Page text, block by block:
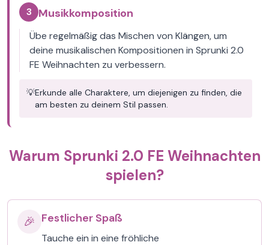
3 Musikkomposition
Übe regelmäßig das Mischen von Klängen, um
deine musikalischen Kompositionen in Sprunki 2.0
FE Weihnachten zu verbessern.
💡Erkunde alle Charaktere, um diejenigen zu finden, die
am besten zu deinem Stil passen.
Warum Sprunki 2.0 FE Weihnachten
spielen?
🎉 Festlicher Spaß
Tauche ein in eine fröhliche